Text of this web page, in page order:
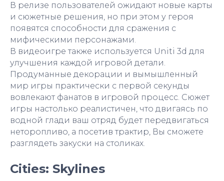
В релизе пользователей ожидают новые карты
и сюжетные решения, но при этом у героя
появятся способности для сражения с
мифическими персонажами.
В видеоигре также используется Uniti 3d для
улучшения каждой игровой детали.
Продуманные декорации и вымышленный
мир игры практически с первой секунды
вовлекают фанатов в игровой процесс. Сюжет
игры настолько реалистичен, что двигаясь по
водной глади ваш отряд будет передвигаться
неторопливо, а посетив трактир, Вы сможете
разглядеть закуски на столиках.
Cities: Skylines